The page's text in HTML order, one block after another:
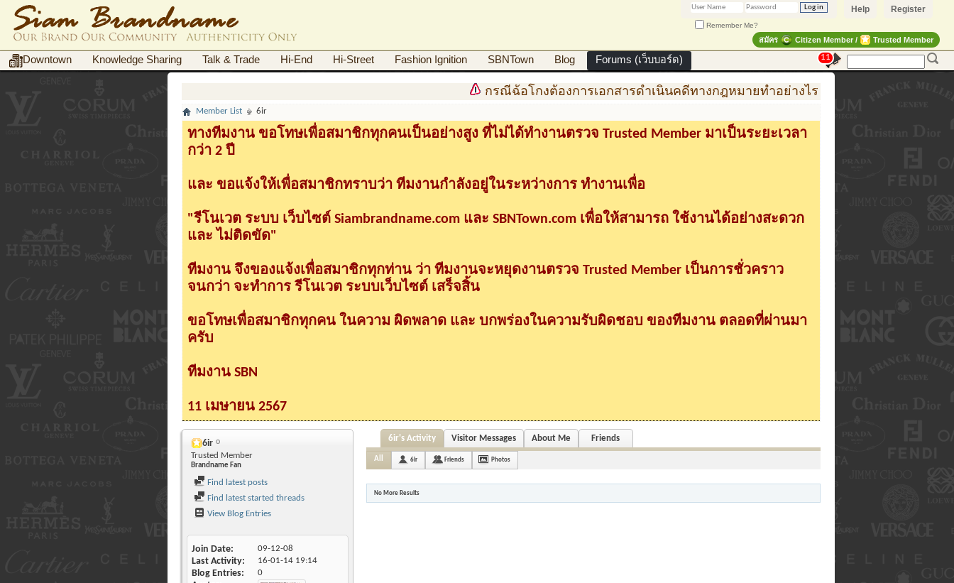
Register
Help
Remember Me?
สมัคร Citizen Member / Trusted Member
Downtown Knowledge Sharing Talk & Trade Hi-End Hi-Street Fashion Ignition SBNTown Blog Forums (เว็บบอร์ด) 11
กรณีฉ้อโกงต้องการเอกสารดำเนินคดีทางกฎหมายทำอย่างไร
Member List 6ir
ทางทีมงาน ขอโทษเพื่อสมาชิกทุกคนเป็นอย่างสูง ที่ไม่ได้ทำงานตรวจ Trusted Member มาเป็นระยะเวลา
กว่า 2 ปี
และ ขอแจ้งให้เพื่อสมาชิกทราบว่า ทีมงานกำลังอยู่ในระหว่างการ ทำงานเพื่อ
"รีโนเวต ระบบ เว็บไซต์ Siambrandname.com และ SBNTown.com เพื่อให้สามารถ ใช้งานได้อย่างสะดวก
และ ไม่ติดขัด"
ทีมงาน จึงของแจ้งเพื่อสมาชิกทุกท่าน ว่า ทีมงานจะหยุดงานตรวจ Trusted Member เป็นการชั่วคราว
จนกว่า จะทำการ รีโนเวต ระบบเว็บไซต์ เสร็จสิ้น
ขอโทษเพื่อสมาชิกทุกคน ในความ ผิดพลาด และ บกพร่องในความรับผิดชอบ ของทีมงาน ตลอดที่ผ่านมา
ครับ
ทีมงาน SBN
11 เมษายน 2567
6ir
Trusted Member
Brandname Fan
Find latest posts
Find latest started threads
View Blog Entries
Join Date 09-12-08
Last Activity 16-01-14 19:14
Blog Entries 0
6ir's Activity Visitor Messages About Me Friends
All 6ir Friends Photos
No More Results